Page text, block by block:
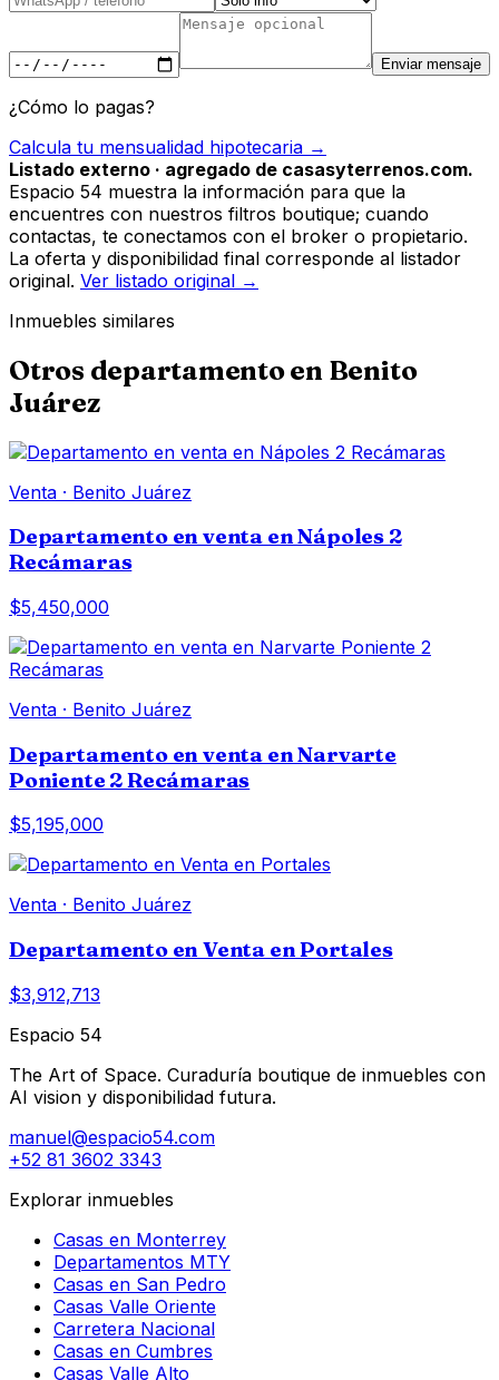
Enviar mensaje
¿Cómo lo pagas?
Calcula tu mensualidad hipotecaria →
Listado externo · agregado de casasyterrenos.com.
Espacio 54 muestra la información para que la
encuentres con nuestros filtros boutique; cuando
contactas, te conectamos con el broker o propietario.
La oferta y disponibilidad final corresponde al listador
original. Ver listado original →
Inmuebles similares
Otros departamentoen Benito
Juárez
Venta · Benito Juárez
Departamento en venta en Nápoles 2
Recámaras
$5,450,000
Venta · Benito Juárez
Departamento en venta en Narvarte
Poniente 2 Recámaras
$5,195,000
Venta · Benito Juárez
Departamento en Venta en Portales
$3,912,713
Espacio 54
The Art of Space. Curaduría boutique de inmuebles con
AI vision y disponibilidad futura.
manuel@espacio54.com
+52 81 3602 3343
Explorar inmuebles
Casas en Monterrey
Departamentos MTY
Casas en San Pedro
Casas Valle Oriente
Carretera Nacional
Casas en Cumbres
Casas Valle Alto